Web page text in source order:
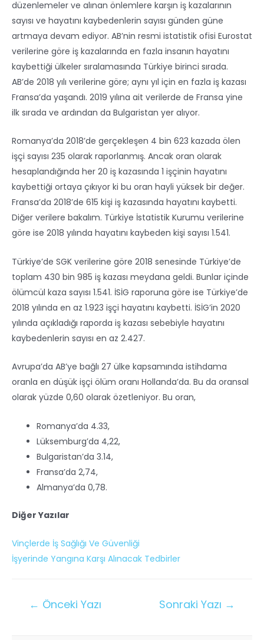
düzenlemeler ve alınan önlemlere karşın iş kazalarının
sayısı ve hayatını kaybedenlerin sayısı günden güne
artmaya devam ediyor. AB’nin resmi istatistik ofisi Eurostat
verilerine göre iş kazalarında en fazla insanın hayatını
kaybettiği ülkeler sıralamasında Türkiye birinci sırada.
AB’de 2018 yılı verilerine göre; aynı yıl için en fazla iş kazası
Fransa’da yaşandı. 2019 yılına ait verilerde de Fransa yine
ilk sırada ve ardından da Bulgaristan yer alıyor.
Romanya’da 2018’de gerçekleşen 4 bin 623 kazada ölen
işçi sayısı 235 olarak raporlanmış. Ancak oran olarak
hesaplandığında her 20 iş kazasında 1 işçinin hayatını
kaybettiği ortaya çıkıyor ki bu oran hayli yüksek bir değer.
Fransa’da 2018’de 615 kişi iş kazasında hayatını kaybetti.
Diğer verilere bakalım. Türkiye İstatistik Kurumu verilerine
göre ise 2018 yılında hayatını kaybeden kişi sayısı 1.541.
Türkiye’de SGK verilerine göre 2018 senesinde Türkiye’de
toplam 430 bin 985 iş kazası meydana geldi. Bunlar içinde
ölümcül kaza sayısı 1.541. İSİG raporuna göre ise Türkiye’de
2018 yılında en az 1.923 işçi hayatını kaybetti. İSİG’in 2020
yılında açıkladığı raporda iş kazası sebebiyle hayatını
kaybedenlerin sayısı en az 2.427.
Avrupa’da AB’ye bağlı 27 ülke kapsamında istihdama
oranla en düşük işçi ölüm oranı Hollanda’da. Bu da oransal
olarak yüzde 0,60 olarak özetleniyor. Bu oran,
Romanya’da 4.33,
Lüksemburg’da 4,22,
Bulgaristan’da 3.14,
Fransa’da 2,74,
Almanya’da 0,78.
Diğer Yazılar
Vinçlerde İş Sağlığı Ve Güvenliği
İşyerinde Yangına Karşı Alınacak Tedbirler
← Önceki Yazı Sonraki Yazı →